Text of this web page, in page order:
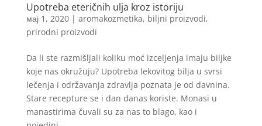
Upotreba eteričnih ulja kroz istoriju
мај 1, 2020| aromakozmetika, biljni proizvodi,
prirodni proizvodi
Da li ste razmišljali koliku moć izceljenja imaju biljke
koje nas okružuju? Upotreba lekovitog bilja u svrsi
lečenja i održavanja zdravlja poznata je od davnina.
Stare recepture se i dan danas koriste. Monasi u
manastirima čuvali su za nas to blago, kao i